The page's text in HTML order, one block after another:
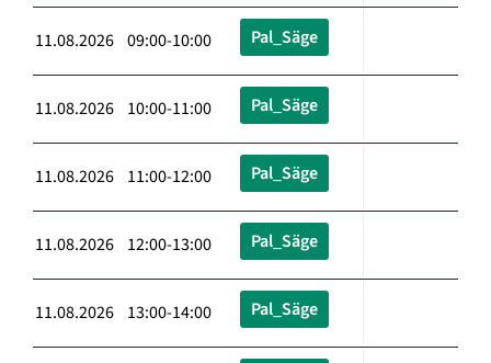
11.08.2026 09:00-10:00 Pal_Säge
11.08.2026 10:00-11:00 Pal_Säge
11.08.2026 11:00-12:00 Pal_Säge
11.08.2026 12:00-13:00 Pal_Säge
11.08.2026 13:00-14:00 Pal_Säge